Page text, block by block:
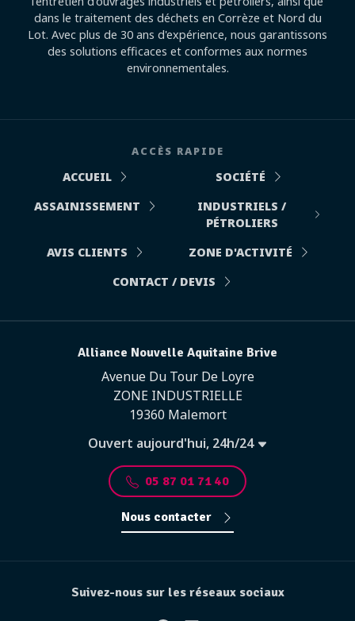
dans le traitement des déchets en Corrèze et Nord du
Lot. Avec plus de 30 ans d'expérience, nous garantissons
des solutions efficaces et conformes aux normes
environnementales.
ACCÈS RAPIDE
ACCUEIL
SOCIÉTÉ
ASSAINISSEMENT
INDUSTRIELS /
PÉTROLIERS
AVIS CLIENTS
ZONE D'ACTIVITÉ
CONTACT / DEVIS
Alliance Nouvelle Aquitaine Brive
Avenue Du Tour De Loyre
ZONE INDUSTRIELLE
19360 Malemort
Ouvert aujourd'hui, 24h/24
05 87 01 71 40
Nous contacter
Suivez-nous sur les réseaux sociaux